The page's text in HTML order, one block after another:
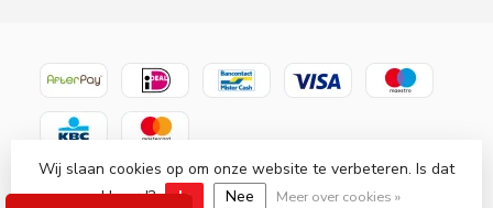
© Copyright 2026 Gaslooswonen .nl - Grootste in elektrische
verwarming Officiële Quality Heating
Wij slaan cookies op om onze website te verbeteren. Is dat
akkoord?
Ja Nee Meer over cookies »